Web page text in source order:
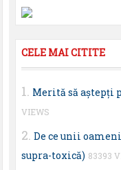
CELE MAI CITITE
Merită să aştepţi
VIEWS
De ce unii
supra-toxică) 83393